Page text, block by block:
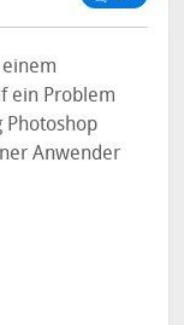
ein Problem
Photoshop
Anwender